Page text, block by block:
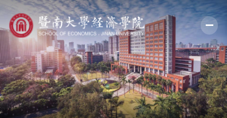
学院概况
新闻中心
师资队伍